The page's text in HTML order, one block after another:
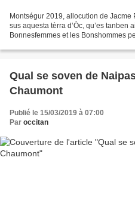
Montségur 2019, allocution de
sus aquesta tèrra d’Òc, qu’es tanben
Bonnesfemmes et les Bonshommes
Qual se soven de
Chaumont
Publié le 15/03/2019 à 07:00
Par occitan